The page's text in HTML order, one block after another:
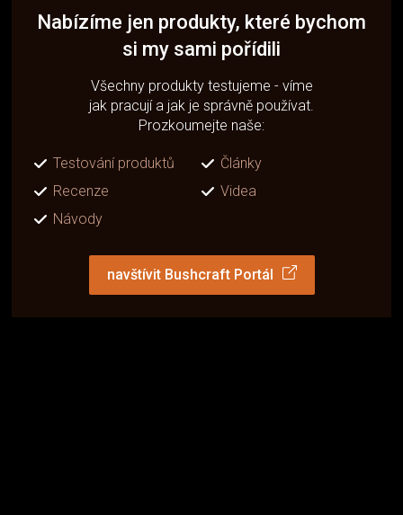
Nabízíme jen produkty, které bychom
si my sami pořídili
Všechny produkty testujeme - víme
jak pracují a jak je správně používat.
Prozkoumejte naše:
Testování produktů
Články
Recenze
Videa
Návody
navštívit Bushcraft Portál